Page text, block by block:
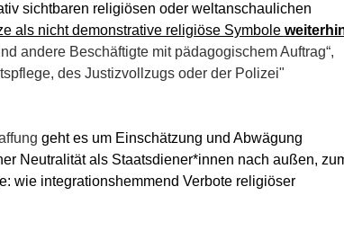
sichtbaren religiösen oder weltanschaulichen
als nicht demonstrative religiöse Symbole
andere Beschäftigte mit pädagogischem Auftrag“,
des Justizvollzugs oder der Polizei"
geht es um Einschätzung und Abwägung
Neutralitätals Staatsdiener*innen nach außen,
wie integrationshemmend Verbote religiöser